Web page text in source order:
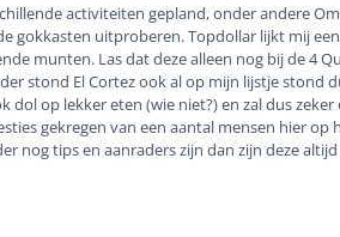
activiteiten gepland, onder andere
gokkasten uitproberen. Topdollar lijkt mij
munten. Las dat deze alleen nog bij de 4
stond El Cortez ook al op mijn lijstje stond
dol op lekker eten (wie niet?) en zal dus
gekregen van een aantal mensen hier
nog tips en aanraders zijn dan zijn deze